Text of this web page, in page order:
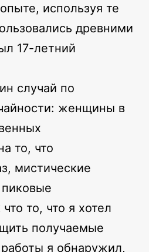
используя те
древними
17-летний
случай по
женщины в
то, что
мистические
то, что я хотел
получаемые
я обнаружил,